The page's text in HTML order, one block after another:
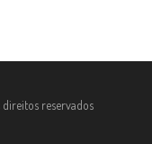
direitos reservados